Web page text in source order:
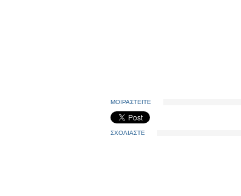
ΜΟΙΡΑΣΤΕΙΤΕ
ΣΧΟΛΙΑΣΤΕ